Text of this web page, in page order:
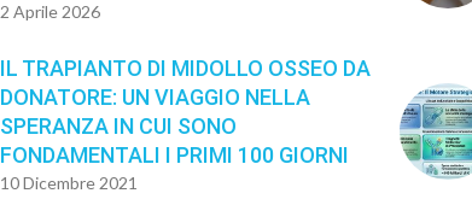
2 Aprile 2026
IL TRAPIANTO DI MIDOLLO OSSEO DA
DONATORE: UN VIAGGIO NELLA
SPERANZA IN CUI SONO
FONDAMENTALI I PRIMI 100 GIORNI
10 Dicembre 2021